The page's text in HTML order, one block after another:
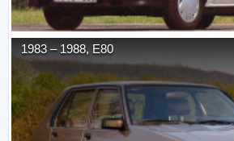
1983 – 1988, E80